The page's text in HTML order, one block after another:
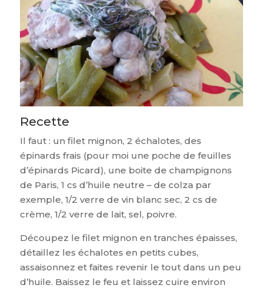
Recette
Il faut : un filet mignon, 2 échalotes, des
épinards frais (pour moi une poche de feuilles
d’épinards Picard), une boite de champignons
de Paris, 1 cs d’huile neutre – de colza par
exemple, 1/2 verre de vin blanc sec, 2 cs de
crème, 1/2 verre de lait, sel, poivre.
Découpez le filet mignon en tranches épaisses,
détaillez les échalotes en petits cubes,
assaisonnez et faites revenir le tout dans un peu
d’huile. Baissez le feu et laissez cuire environ